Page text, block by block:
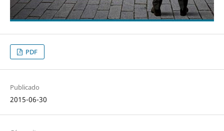
PDF
Publicado
2015-06-30